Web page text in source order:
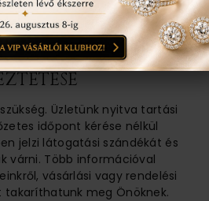
Üzletünk nyitva tartási
időpont kérése nélkül
jelzi látogatási szándékát és
várni. Több információval
vásárlási vagy rendelési
takaríthatunk meg Önöknek.